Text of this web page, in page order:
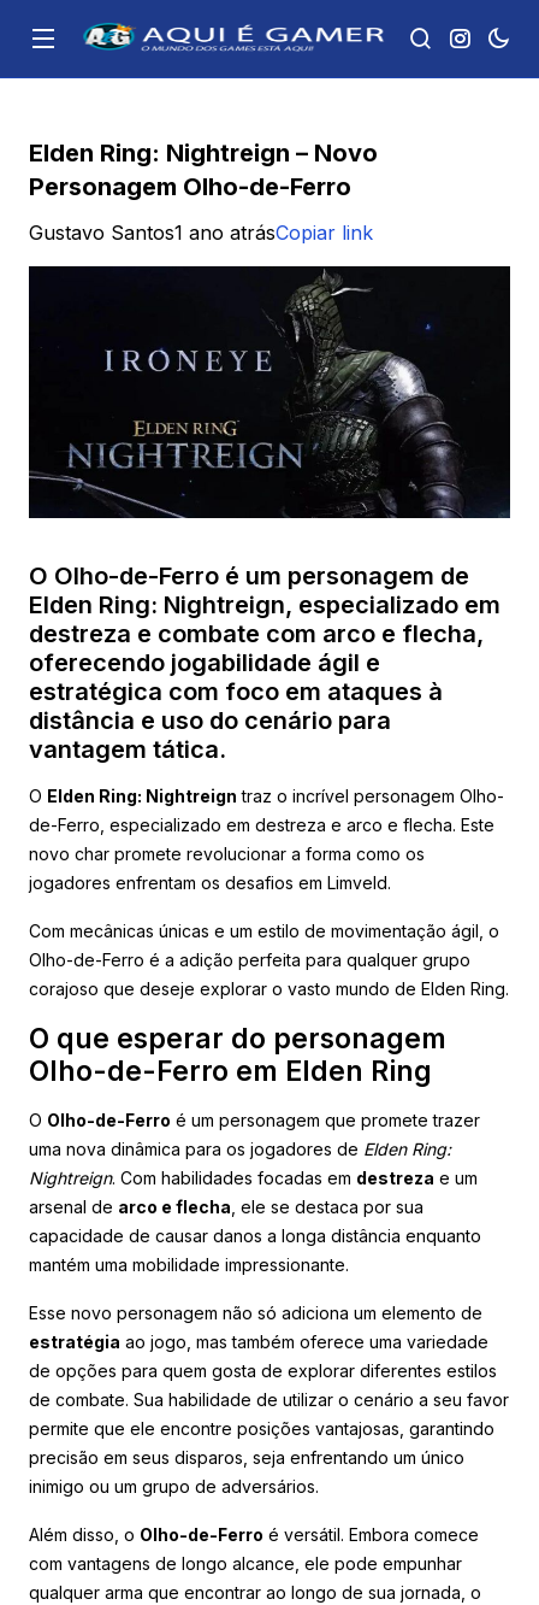
Elden Ring: Nightreign – Novo
Personagem Olho-de-Ferro
Gustavo Santos1 ano atrásCopiar link
O Olho-de-Ferro é um personagem de
Elden Ring: Nightreign, especializado em
destreza e combate com arco e flecha,
oferecendo jogabilidade ágil e
estratégica com foco em ataques à
distância e uso do cenário para
vantagem tática.
O Elden Ring: Nightreign traz o incrível personagem Olho-
de-Ferro, especializado em destreza e arco e flecha. Este
novo char promete revolucionar a forma como os
jogadores enfrentam os desafios em Limveld.
Com mecânicas únicas e um estilo de movimentação ágil, o
Olho-de-Ferro é a adição perfeita para qualquer grupo
corajoso que deseje explorar o vasto mundo de Elden Ring.
O que esperar do personagem
Olho-de-Ferro em Elden Ring
O Olho-de-Ferro é um personagem que promete trazer
uma nova dinâmica para os jogadores de Elden Ring:
Nightreign. Com habilidades focadas em destreza e um
arsenal de arco e flecha , ele se destaca por sua
capacidade de causar danos a longa distância enquanto
mantém uma mobilidade impressionante.
Esse novo personagem não só adiciona um elemento de
estratégia ao jogo, mas também oferece uma variedade
de opções para quem gosta de explorar diferentes estilos
de combate. Sua habilidade de utilizar o cenário a seu favor
permite que ele encontre posições vantajosas, garantindo
precisão em seus disparos, seja enfrentando um único
inimigo ou um grupo de adversários.
Além disso, o Olho-de-Ferro é versátil. Embora comece
com vantagens de longo alcance, ele pode empunhar
qualquer arma que encontrar ao longo de sua jornada, o